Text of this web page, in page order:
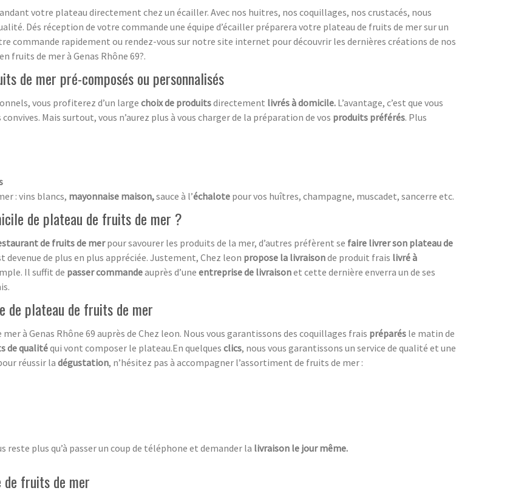
votre plateau directement chez un écailler. Avec nos huitres, nos coquillages, nos crustacés, nous
Dés réception de votre commande une équipe d’écailler préparera votre plateau de fruits de mer sur un
commande rapidement ou rendez-vous sur notre site internet pour découvrir les dernières créations de nos
fruits de mer à Genas Rhône 69?.
de mer pré-composés ou personnalisés
vous profiterez d’un large choix de produitsdirectement livrés à domicile. L’avantage, c’est que vous
Mais surtout, vous n’aurez plus à vous charger de la préparation de vos produits préférés. Plus
: vins blancs, mayonnaise maison,sauce à l’échalote pour vos huîtres, champagne, muscadet, sancerre etc.
de plateau de fruits de mer ?
de fruits de merpour savourer les produits de la mer, d’autres préfèrent se faire livrer son plateau de
devenue de plus en plus appréciée. Justement, Chez leon propose la livraisonde produit frais livré à
Il suffit de passer commandeauprès d’une entreprise de livraisonet cette dernière enverra un de ses
de plateau de fruits de mer
mer à Genas Rhône 69 auprès de Chez leon. Nous vous garantissons des coquillages frais préparés le matin de
de qualitéqui vont composer le plateau.En quelques clics, nous vous garantissons un service de qualité et une
réussir ladégustation, n’hésitez pas à accompagner l’assortiment de fruits de mer :
plus qu’à passer un coup de téléphone et demander la livraison le jour même.
de fruits de mer